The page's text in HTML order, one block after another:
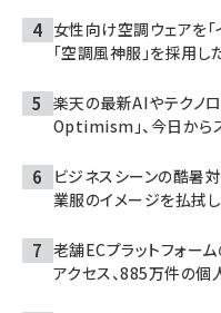
女性向け空調ウェアを「
「空調風神服」を採用し
楽天の最新AIやテクノ
Optimism」、今日から
ビジネスシーンの酷暑対
業服のイメージを払拭
老舗ECプラットフォーム
アクセス、885万件の